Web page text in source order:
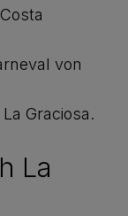
von
Graciosa.
La